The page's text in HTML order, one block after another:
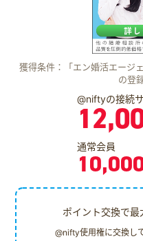
獲得条件：「エン婚活エージ
の登
@niftyの接続
通常会員
ポイント交換で最
@nifty使用権に交換し